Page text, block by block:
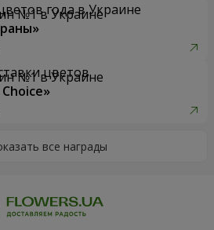
года в Украине
цветов